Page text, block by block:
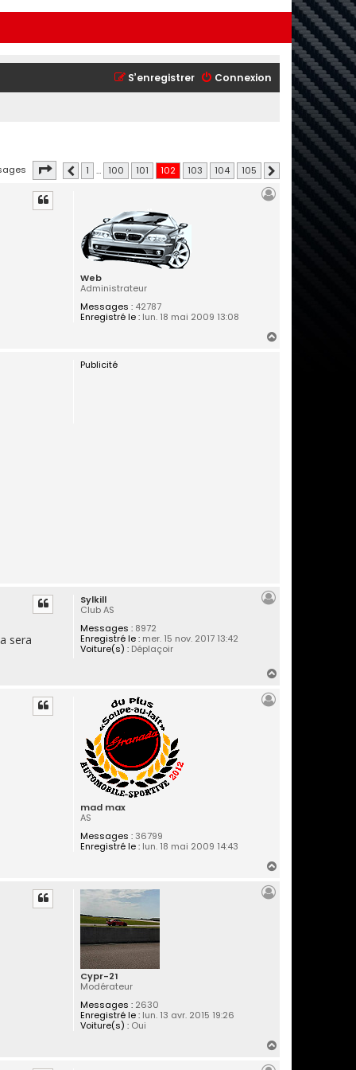
Connexion
S’enregistrer
Page 102 sur105
Précédente
1 … 100 101 102 103 104 105 Suivante
Web
Administrateur
Messages :42787
Enregistré le :lun. 18 mai 2009 13:08
Publicité
Sylkill
Club AS
Messages :8972
Enregistré le :mer. 15 nov. 2017 13:42
Voiture(s) :Déplaçoir
sera
mad max
AS
Messages :36799
Enregistré le :lun. 18 mai 2009 14:43
Cypr-21
Modérateur
Messages :2630
Enregistré le :lun. 13 avr. 2015 19:26
Voiture(s) :Oui